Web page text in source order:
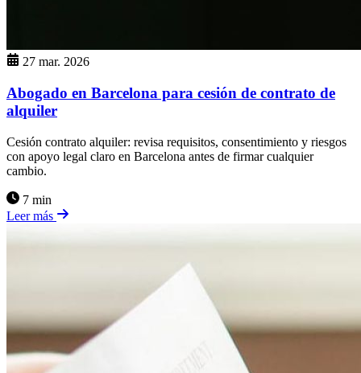
27 mar. 2026
Abogado en Barcelona para cesión de contrato de
alquiler
Cesión contrato alquiler: revisa requisitos, consentimiento y riesgos
con apoyo legal claro en Barcelona antes de firmar cualquier
cambio.
7 min
Leer más